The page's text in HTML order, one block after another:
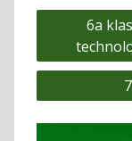
Navigacija
įrašų
6a